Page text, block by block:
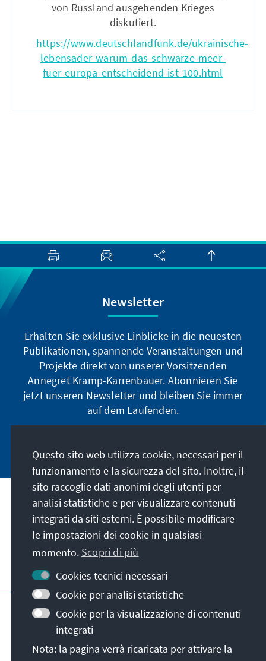
von Russland ausgehenden Krieges
diskutiert.
https://www.deutschlandfunk.de/ukrainische-
lebensader-warum-das-schwarze-meer-
fuer-europa-entscheidend-ist-100.html
Newsletter
Erhalten Sie exklusive Einblicke in die neuesten
Publikationen, spannende Veranstaltungen und
Projekte direkt von unserer Vorsitzenden
Annegret Kramp-Karrenbauer. Abonnieren Sie
jetzt unseren Newsletter und bleiben Sie immer
auf dem Laufenden.
La nostra missione
Contatto
Altre offerte della fondazione
Colophon
Termini e condizioni
Erklärung zur Barrierefreiheit
Mappa del sito
Questo sito web utilizza cookie, necessari per il
funzionamento e la sicurezza del sito. Inoltre, il
sito raccoglie dati anonimi degli utenti per
analisi statistiche e per visualizzare contenuti
integrati da siti esterni. È possibile modificare
le impostazioni dei cookie in qualsiasi
momento. Scopri di più
Cookies tecnici necessari
Cookie per analisi statistiche
Cookie per la visualizzazione di contenuti
integrati
Nota: la pagina verrà ricaricata per attivare la